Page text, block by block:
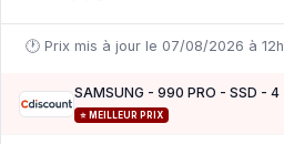
🕐 Prix mis à jour le 07/08/2026 à 12h
⭐ MEILLEUR PRIX